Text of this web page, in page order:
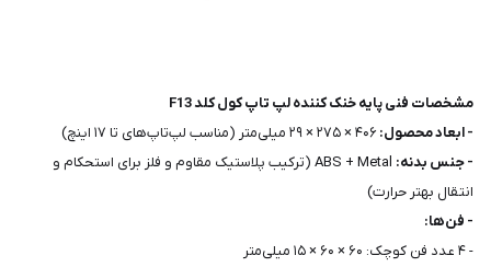
مشخصات فنی پایه خنک کننده لپ تاپ کول کلد F13
- ابعاد محصول: ۴۰۶ × ۲۷۵ × ۲۹ میلی‌متر (مناسب لپ‌تاپ‌های تا ۱۷ اینچ)
- جنس بدنه:
ABS + Metal (ترکیب پلاستیک مقاوم و فلز برای استحکام و
انتقال بهتر حرارت)
- فن‌ها:
- ۴ عدد فن کوچک: ۶۰ × ۶۰ × ۱۵ میلی‌متر